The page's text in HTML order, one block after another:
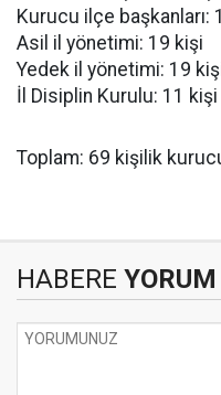
Kurucu ilçe başkanları:
Asil il yönetimi: 19 kişi
Yedek il yönetimi: 19
İl Disiplin Kurulu: 11 kişi
Toplam: 69 kişilik
HABERE